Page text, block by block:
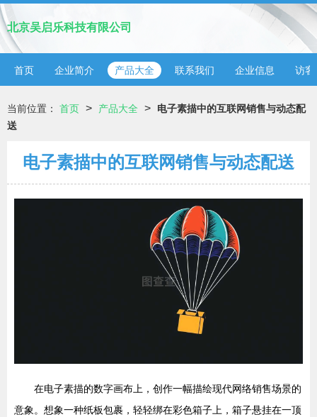
北京吴启乐科技有限公司
首页 企业简介 产品大全 联系我们 企业信息 访客
当前位置： 首页 > 产品大全 >
电子素描中的互联网销售与动态配
送
电子素描中的互联网销售与动态配送
在电子素描的数字画布上，创作一幅描绘现代网络销售场景的
意象。想象一种纸板包裹，轻轻绑在彩色箱子上，箱子悬挂在一顶